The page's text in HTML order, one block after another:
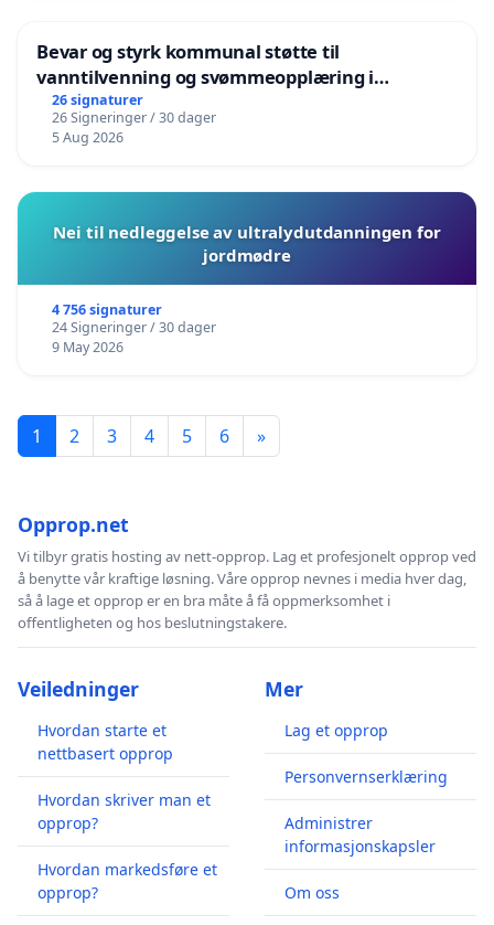
Bevar og styrk kommunal støtte til
vanntilvenning og svømmeopplæring i
barnehagene i Haugesund
26 signaturer
26 Signeringer / 30 dager
5 Aug 2026
Nei til nedleggelse av ultralydutdanningen for
jordmødre
4 756 signaturer
24 Signeringer / 30 dager
9 May 2026
1 2 3 4 5 6 »
Opprop.net
Vi tilbyr gratis hosting av nett-opprop. Lag et profesjonelt opprop ved
å benytte vår kraftige løsning. Våre opprop nevnes i media hver dag,
så å lage et opprop er en bra måte å få oppmerksomhet i
offentligheten og hos beslutningstakere.
Veiledninger
Hvordan starte et
nettbasert opprop
Hvordan skriver man et
opprop?
Hvordan markedsføre et
opprop?
Mer
Lag et opprop
Personvernserklæring
Administrer
informasjonskapsler
Om oss